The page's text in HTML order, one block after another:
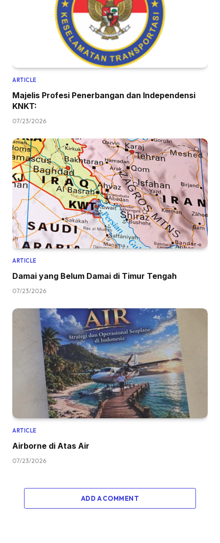
ARTICLE
Majelis Profesi Penerbangan dan Independensi
KNKT:
07/23/2026
ARTICLE
Damai yang Belum Damai di Timur Tengah
07/23/2026
ARTICLE
Airborne di Atas Air
07/23/2026
ADD A COMMENT